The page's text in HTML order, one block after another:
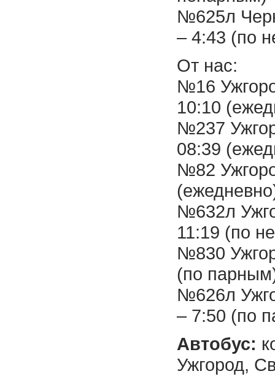
№625л
– 4:43 (по
От нас:
№16
10:10
№237
08:39
№82
№632л
11:19 (по
№830
(по
№626л
– 7:50 (по
Автобус:
Ужгород,